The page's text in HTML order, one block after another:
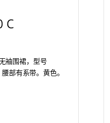
C
袖围裙，型号
部有系带。黄色。